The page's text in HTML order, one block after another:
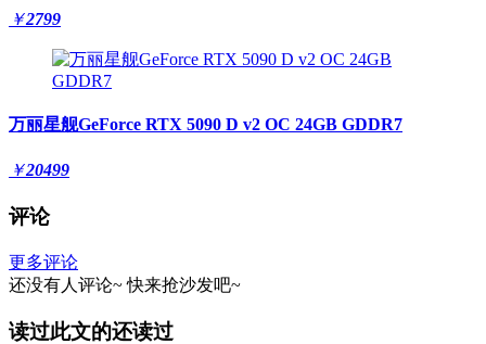
￥2799
万丽星舰GeForce RTX 5090 D v2 OC 24GB GDDR7
￥20499
评论
更多评论
还没有人评论~ 快来抢沙发吧~
读过此文的还读过